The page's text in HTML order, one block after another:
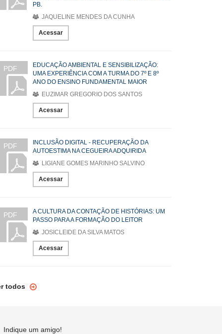
PB.
JAQUELINE MENDES DA CUNHA
Acessar
PDF
EDUCAÇÃO AMBIENTAL E SENSIBILIZAÇÃO:
UMA EXPERIÊNCIA COM A TURMA DO 7º E 8º
ANO DO ENSINO FUNDAMENTAL MAIOR
EUZIMAR GREGORIO DOS SANTOS
Acessar
PDF
INCLUSÃO DIGITAL - RECUPERAÇÃO DA
AUTOESTIMA NA CEGUEIRA ADQUIRIDA
LIGIANE GOMES MARINHO SALVINO
Acessar
PDF
A CULTURA DA CONTAÇÃO DE HISTÓRIAS: UM
PASSO PARA A FORMAÇÃO DO LEITOR
JOSICLEIDE DA SILVA MATOS
Acessar
todos
Indique um amigo!